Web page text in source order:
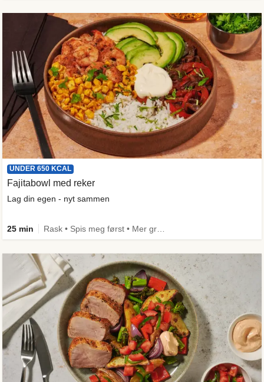
UNDER 650 KCAL
Fajitabowl med reker
Lag din egen - nyt sammen
25 min